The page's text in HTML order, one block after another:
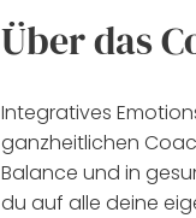
Über das
Integratives
ganzheitlichen
Balance und in
du auf alle deine